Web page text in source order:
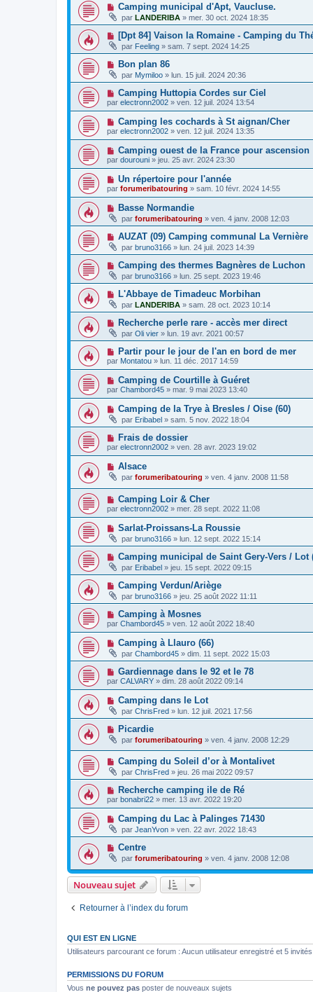
Camping municipal d'Apt, Vaucluse.
par LANDERIBA » mer. 30 oct. 2024 18:35
[Dpt 84] Vaison la Romaine - Camping du
par Feeling » sam. 7 sept. 2024 14:25
Bon plan 86
par Mymiloo » lun. 15 juil. 2024 20:36
Camping Huttopia Cordes sur Ciel
par electronn2002 » ven. 12 juil. 2024 13:54
Camping les cochards à St aignan/Cher
par electronn2002 » ven. 12 juil. 2024 13:35
Camping ouest de la France pour ascension
par dourouni » jeu. 25 avr. 2024 23:30
Un répertoire pour l'année
par forumeribatouring » sam. 10 févr. 2024 14:55
Basse Normandie
par forumeribatouring » ven. 4 janv. 2008 12:03
AUZAT (09) Camping communal La Vernière
par bruno3166 » lun. 24 juil. 2023 14:39
Camping des thermes Bagnères de Luchon
par bruno3166 » lun. 25 sept. 2023 19:46
L'Abbaye de Timadeuc Morbihan
par LANDERIBA » sam. 28 oct. 2023 10:14
Recherche perle rare - accès mer direct
par Oli vier » lun. 19 avr. 2021 00:57
Partir pour le jour de l'an en bord de mer
par Montatou » lun. 11 déc. 2017 14:59
Camping de Courtille à Guéret
par Chambord45 » mar. 9 mai 2023 13:40
Camping de la Trye à Bresles / Oise (60)
par Eribabel » sam. 5 nov. 2022 18:04
Frais de dossier
par electronn2002 » ven. 28 avr. 2023 19:02
Alsace
par forumeribatouring » ven. 4 janv. 2008 11:58
Camping Loir & Cher
par electronn2002 » mer. 28 sept. 2022 11:08
Sarlat-Proissans-La Roussie
par bruno3166 » lun. 12 sept. 2022 15:14
Camping municipal de Saint Gery-Vers / Lot
par Eribabel » jeu. 15 sept. 2022 09:15
Camping Verdun/Ariège
par bruno3166 » jeu. 25 août 2022 11:11
Camping à Mosnes
par Chambord45 » ven. 12 août 2022 18:40
Camping à Llauro (66)
par Chambord45 » dim. 11 sept. 2022 15:03
Gardiennage dans le 92 et le 78
par CALVARY » dim. 28 août 2022 09:14
Camping dans le Lot
par ChrisFred » lun. 12 juil. 2021 17:56
Picardie
par forumeribatouring » ven. 4 janv. 2008 12:29
Camping du Soleil d’or à Montalivet
par ChrisFred » jeu. 26 mai 2022 09:57
Recherche camping ile de Ré
par bonabri22 » mer. 13 avr. 2022 19:20
Camping du Lac à Palinges 71430
par JeanYvon » ven. 22 avr. 2022 18:43
Centre
par forumeribatouring » ven. 4 janv. 2008 12:08
Nouveau sujet
Retourner à l’index du forum
QUI EST EN LIGNE
Utilisateurs parcourant ce forum : Aucun utilisateur enregistré et 5 invités
PERMISSIONS DU FORUM
Vous ne pouvez pas poster de nouveaux sujets